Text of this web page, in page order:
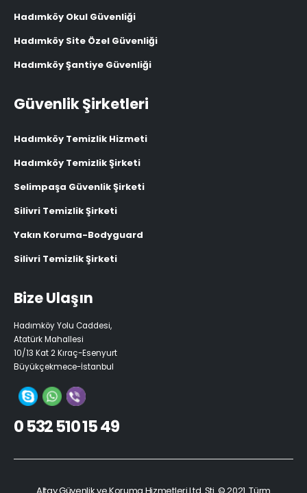
Hadımköy Okul Güvenliği
Hadımköy Site Özel Güvenliği
Hadımköy Şantiye Güvenliği
Güvenlik Şirketleri
Hadımköy Temizlik Hizmeti
Hadımköy Temizlik Şirketi
Selimpaşa Güvenlik Şirketi
Silivri Temizlik Şirketi
Yakın Koruma-Bodyguard
Silivri Temizlik Şirketi
Bize Ulaşın
Hadımköy Yolu Caddesi,
Atatürk Mahallesi
10/13 Kat 2 Kıraç-Esenyurt
Büyükçekmece-İstanbul
0 532 510 15 49